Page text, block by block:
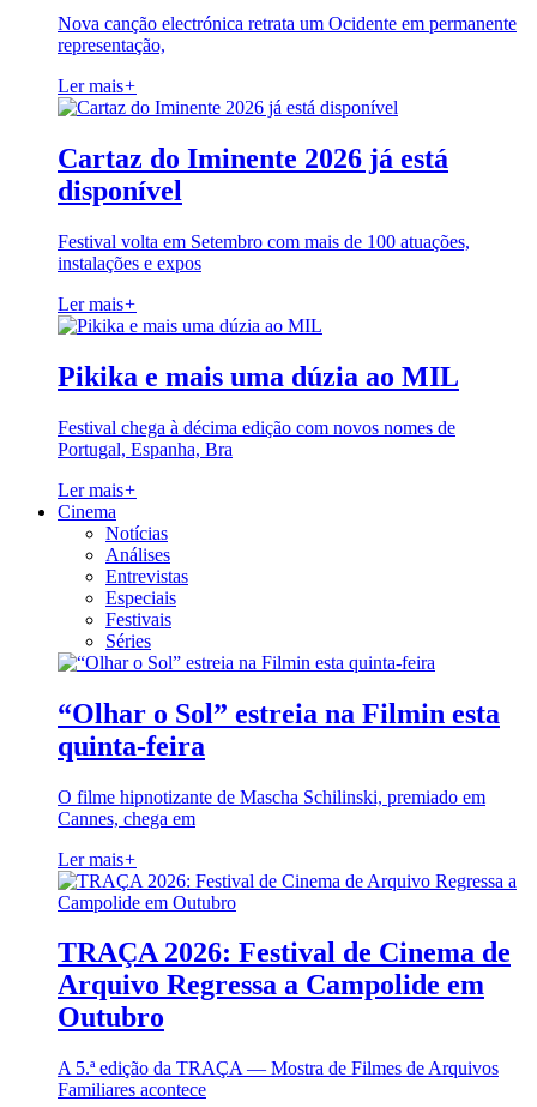
Nova canção electrónica retrata um Ocidente em permanente
representação,
Ler mais+
Cartaz do Iminente 2026 já está
disponível
Festival volta em Setembro com mais de 100 atuações,
instalações e expos
Ler mais+
Pikika e mais uma dúzia ao MIL
Festival chega à décima edição com novos nomes de
Portugal, Espanha, Bra
Ler mais+
Cinema
Notícias
Análises
Entrevistas
Especiais
Festivais
Séries
“Olhar o Sol” estreia na Filmin esta
quinta-feira
O filme hipnotizante de Mascha Schilinski, premiado em
Cannes, chega em
Ler mais+
TRAÇA 2026: Festival de Cinema de
Arquivo Regressa a Campolide em
Outubro
A 5.ª edição da TRAÇA — Mostra de Filmes de Arquivos
Familiares acontece